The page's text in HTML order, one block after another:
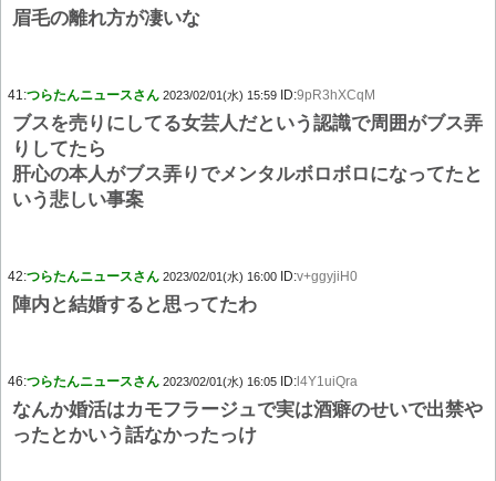
眉毛の離れ方が凄いな
41:つらたんニュースさん 2023/02/01(水) 15:59 ID:9pR3hXCqM
ブスを売りにしてる女芸人だという認識で周囲がブス弄
りしてたら
肝心の本人がブス弄りでメンタルボロボロになってたと
いう悲しい事案
42:つらたんニュースさん 2023/02/01(水) 16:00 ID:v+ggyjiH0
陣内と結婚すると思ってたわ
46:つらたんニュースさん 2023/02/01(水) 16:05 ID: l4Y1uiQra
なんか婚活はカモフラージュで実は酒癖のせいで出禁や
ったとかいう話なかったっけ